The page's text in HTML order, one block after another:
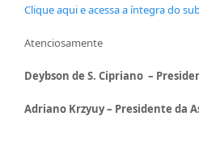
Clique aqui e acessa a íntegra do
Atenciosamente
Deybson de S. Cipriano –
Adriano Krzyuy – Presidente da